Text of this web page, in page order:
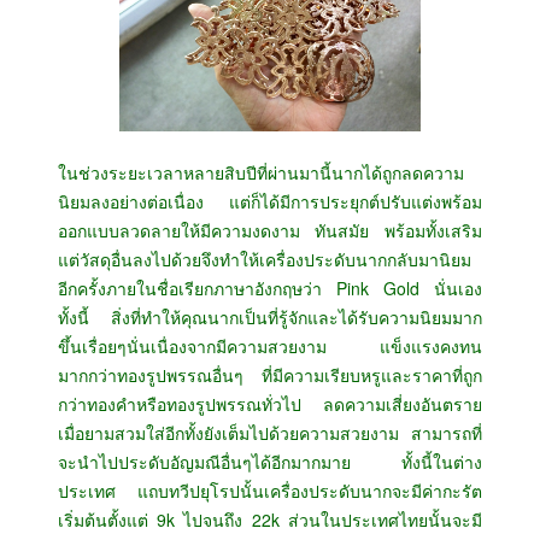
ในช่วงระยะเวลาหลายสิบปีที่ผ่านมานี้นากได้ถูกลดความ
นิยมลงอย่างต่อเนื่อง แต่ก็ได้มีการประยุกต์ปรับแต่งพร้อม
ออกแบบลวดลายให้มีความงดงาม ทันสมัย พร้อมทั้งเสริม
แต่วัสดุอื่นลงไปด้วยจึงทำให้เครื่องประดับนากกลับมานิยม
อีกครั้งภายในชื่อเรียกภาษาอังกฤษว่า Pink Gold นั่นเอง
ทั้งนี้ สิ่งที่ทำให้คุณนากเป็นที่รู้จักและได้รับความนิยมมาก
ขึ้นเรื่อยๆนั่นเนื่องจากมีความสวยงาม แข็งแรงคงทน
มากกว่าทองรูปพรรณอื่นๆ ที่มีความเรียบหรูและราคาที่ถูก
กว่าทองคำหรือทองรูปพรรณทั่วไป ลดความเสี่ยงอันตราย
เมื่อยามสวมใส่อีกทั้งยังเต็มไปด้วยความสวยงาม สามารถที่
จะนำไปประดับอัญมณีอื่นๆได้อีกมากมาย ทั้งนี้ในต่าง
ประเทศ แถบทวีปยุโรปนั้นเครื่องประดับนากจะมีค่ากะรัต
เริ่มต้นตั้งแต่ 9k ไปจนถึง 22k ส่วนในประเทศไทยนั้นจะมี